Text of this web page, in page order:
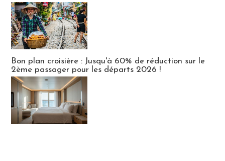
Bon plan croisière : Jusqu'à 60% de réduction sur le
2ème passager pour les départs 2026 !